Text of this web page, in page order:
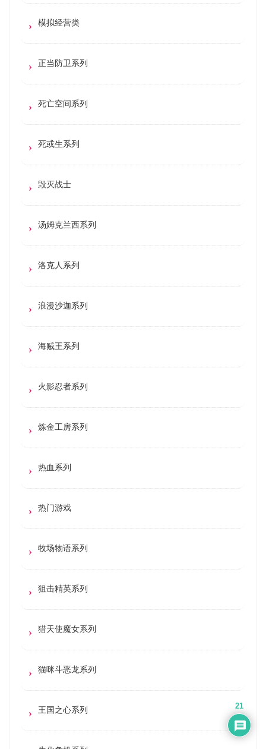
模拟经营类
正当防卫系列
死亡空间系列
死或生系列
毁灭战士
汤姆克兰西系列
洛克人系列
浪漫沙迦系列
海贼王系列
火影忍者系列
炼金工房系列
热血系列
热门游戏
牧场物语系列
狙击精英系列
猎天使魔女系列
猫咪斗恶龙系列
王国之心系列 21